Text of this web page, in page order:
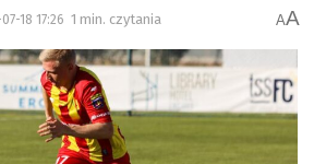
18 17:26 1 min. czytania AA